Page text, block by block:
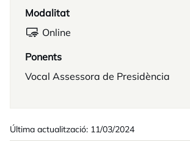
Modalitat
Online
Ponents
Vocal Assessora de Presidència
Última actualització: 11/03/2024